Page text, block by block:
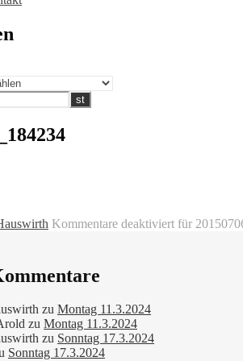
Kommentare deaktiviert für
zu Montag 11.3.2024
zu Montag 11.3.2024
zu Sonntag 17.3.2024
Sonntag 17.3.2024